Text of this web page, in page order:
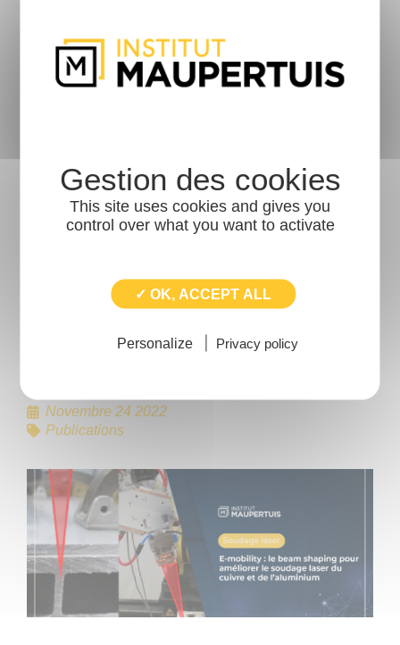
performant donne du SENS au travail. Rendez-vous le
mardi 13 décembre à Noyal-Chatillon-sur-Seiche !
POUR AMÉLIORER LE SOUDAGE
Novembre 24 2022
Publications
This site uses cookies and gives you
control over what you want to activate
✓ OK, ACCEPT ALL
Personalize Privacy policy